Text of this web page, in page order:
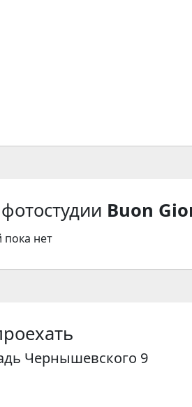
Buon
пока нет
Чернышевского 9